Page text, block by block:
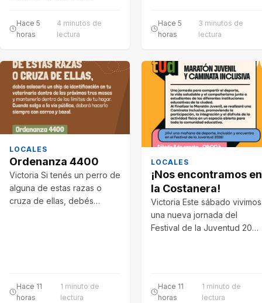
a participar del concurso
para…
Hace 5
horas
4 minutos de
lectura
Hace 5
horas
3 minutos de
lectura
LOCALES
Ordenanza 4400
Victoria Si tenés un perro de
alguna de estas razas o
cruza de ellas, debés
Hace 11
horas
1 minuto de
lectura
LOCALES
¡Nos encontramos en
la Costanera!
Victoria Este sábado vivimos
una nueva jornada del
Festival de la Juventud 2026
Hace 11
horas
1 minuto de
lectura